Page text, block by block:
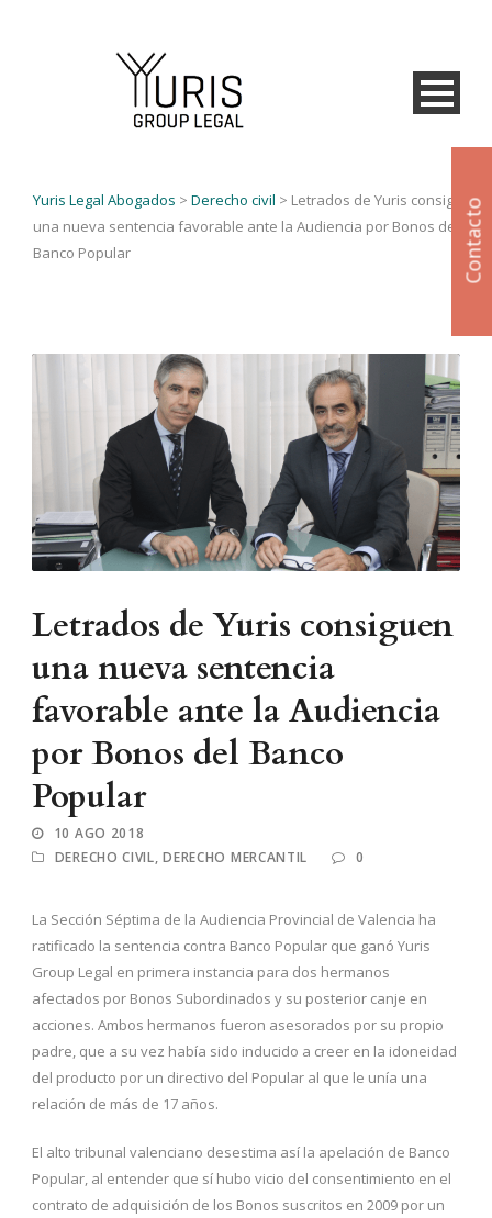
Yuris Legal Abogados > Derecho civil > Letrados de Yuris consiguen
una nueva sentencia favorable ante la Audiencia por Bonos del
Banco Popular
Letrados de Yuris consiguen
una nueva sentencia
favorable ante la Audiencia
por Bonos del Banco
Popular
10 AGO 2018
DERECHO CIVIL, DERECHO MERCANTIL 0
La Sección Séptima de la Audiencia Provincial de Valencia ha
ratificado la sentencia contra Banco Popular que ganó Yuris
Group Legal en primera instancia para dos hermanos
afectados por Bonos Subordinados y su posterior canje en
acciones. Ambos hermanos fueron asesorados por su propio
padre, que a su vez había sido inducido a creer en la idoneidad
del producto por un directivo del Popular al que le unía una
relación de más de 17 años.
El alto tribunal valenciano desestima así la apelación de Banco
Popular, al entender que sí hubo vicio del consentimiento en el
contrato de adquisición de los Bonos suscritos en 2009 por un
Contacto